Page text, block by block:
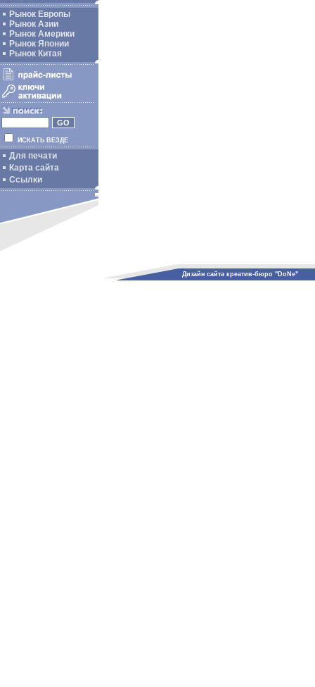
Рынок Европы
Рынок Азии
Рынок Америки
Рынок Японии
Рынок Китая
ИСКАТЬ ВЕЗДЕ
Для печати
Карта сайта
Ссылки
Дизайн сайта креатив-бюро "DoNe"